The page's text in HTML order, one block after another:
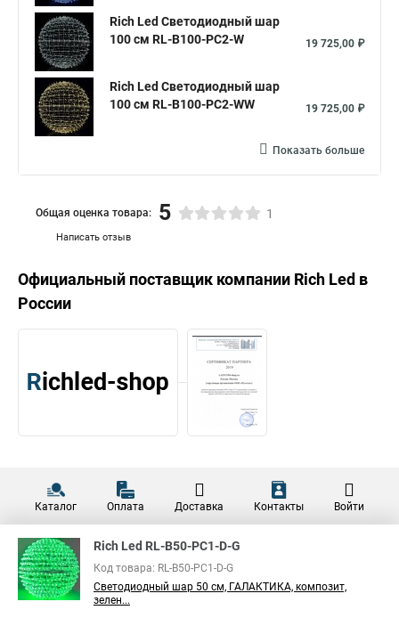
Rich Led Светодиодный шар
100 см RL-B100-PC2-W
19 725,00 ₽
Rich Led Светодиодный шар
100 см RL-B100-PC2-WW
19 725,00 ₽
Показать больше
Написать отзыв
Общая оценка товара: 5 1
Официальный поставщик компании Rich Led в
России
Каталог Оплата Доставка Контакты Войти
Rich Led RL-B50-PC1-D-G
Код товара: RL-B50-PC1-D-G
Светодиодный шар 50 см, ГАЛАКТИКА, композит,
зелен...